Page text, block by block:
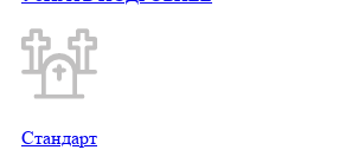
Стандарт